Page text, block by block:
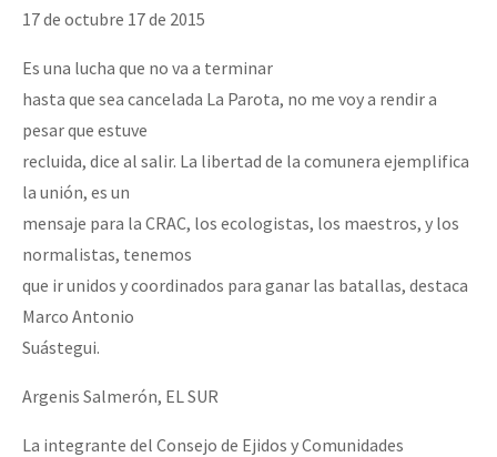
17 de octubre 17 de 2015
Es una lucha que no va a terminar
hasta que sea cancelada La Parota, no me voy a rendir a
pesar que estuve
recluida, dice al salir. La libertad de la comunera ejemplifica
la unión, es un
mensaje para la CRAC, los ecologistas, los maestros, y los
normalistas, tenemos
que ir unidos y coordinados para ganar las batallas, destaca
Marco Antonio
Suástegui.
Argenis Salmerón, EL SUR
La integrante del Consejo de Ejidos y Comunidades